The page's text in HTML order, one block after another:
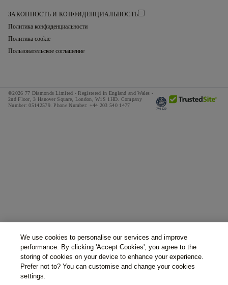
ЗАКОННОСТЬ И КОНФИДЕНЦИАЛЬНОСТЬ
Политика конфиденциальности
Политика cookie
Пользовательское соглашение
©2026 77 Diamonds Limited - Registered in England and Wales -
2nd Floor, 3 Hanover Square, London, W1S 1HD. Company
Number:05142579. Phone Number: +44 203 540 1477
We use cookies to personalise our services and improve
performance. By clicking 'Accept Cookies', you agree to the
storing of cookies on your device to enhance your experience.
Prefer not to? You can customise and change your cookies
settings.